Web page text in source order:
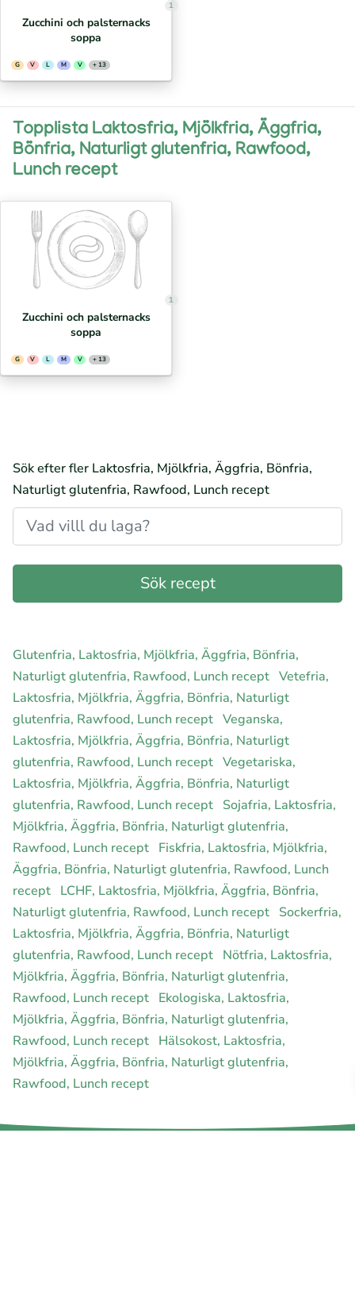
1
Zucchini och palsternacks
soppa
G V L M V + 13
Topplista Laktosfria, Mjölkfria, Äggfria,
Bönfria, Naturligt glutenfria, Rawfood,
Lunch recept
1
Zucchini och palsternacks
soppa
G V L M V + 13
Sök efter fler Laktosfria, Mjölkfria, Äggfria, Bönfria,
Naturligt glutenfria, Rawfood, Lunch recept
Glutenfria, Laktosfria, Mjölkfria, Äggfria, Bönfria,
Naturligt glutenfria, Rawfood, Lunch recept Vetefria,
Laktosfria, Mjölkfria, Äggfria, Bönfria, Naturligt
glutenfria, Rawfood, Lunch recept Veganska,
Laktosfria, Mjölkfria, Äggfria, Bönfria, Naturligt
glutenfria, Rawfood, Lunch recept Vegetariska,
Laktosfria, Mjölkfria, Äggfria, Bönfria, Naturligt
glutenfria, Rawfood, Lunch recept Sojafria, Laktosfria,
Mjölkfria, Äggfria, Bönfria, Naturligt glutenfria,
Rawfood, Lunch recept Fiskfria, Laktosfria, Mjölkfria,
Äggfria, Bönfria, Naturligt glutenfria, Rawfood, Lunch
recept LCHF, Laktosfria, Mjölkfria, Äggfria, Bönfria,
Naturligt glutenfria, Rawfood, Lunch recept Sockerfria,
Laktosfria, Mjölkfria, Äggfria, Bönfria, Naturligt
glutenfria, Rawfood, Lunch recept Nötfria, Laktosfria,
Mjölkfria, Äggfria, Bönfria, Naturligt glutenfria,
Rawfood, Lunch recept Ekologiska, Laktosfria,
Mjölkfria, Äggfria, Bönfria, Naturligt glutenfria,
Rawfood, Lunch recept Hälsokost, Laktosfria,
Mjölkfria, Äggfria, Bönfria, Naturligt glutenfria,
Rawfood, Lunch recept